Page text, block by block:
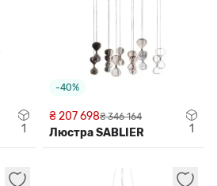
1
-40%
₴ 207 698₴ 346 164
Люстра SABLIER 1